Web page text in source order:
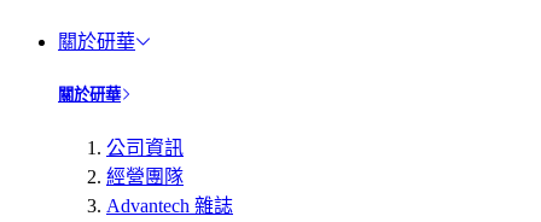
關於研華
關於研華
公司資訊
經營團隊
Advantech 雜誌